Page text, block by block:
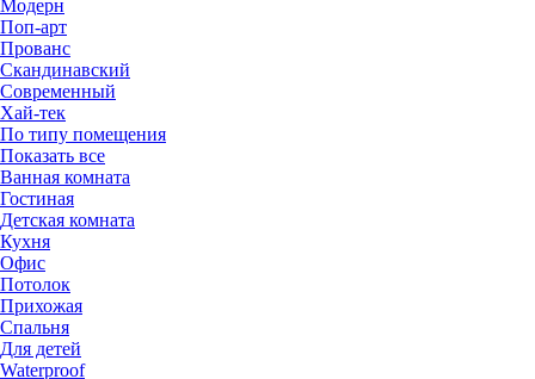
Модерн
Поп-арт
Прованс
Скандинавский
Современный
Хай-тек
По типу помещения
Показать все
Ванная комната
Гостиная
Детская комната
Кухня
Офис
Потолок
Прихожая
Спальня
Для детей
Waterproof